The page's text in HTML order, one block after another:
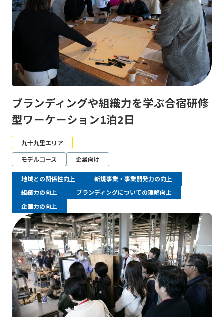
ブランディングや組織力を学ぶ合宿研修
型ワーケーション1泊2日
九十九里エリア
モデルコース
企業向け
地域との関係性向上
新規事業・事業開発力の向上
組織力の向上
ブランディングについての理解向上
企画力の向上